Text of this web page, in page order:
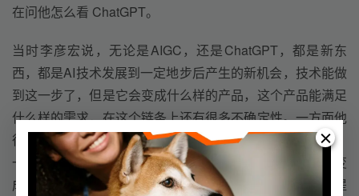
在问他怎么看 ChatGPT。
当时李彦宏说，无论是AIGC，还是ChatGPT，都是新东
西，都是AI技术发展到一定地步后产生的新机会，技术能做
到这一步了，但是它会变成什么样的产品，这个产品能满足
什么样的需求，在这个链条上还有很多不确定性。一方面他
很兴奋，另一方面，他也觉得责任挺大，“作为一个公司、
一个商业机构，我们有这么酷的技术，那我们能不能把它变
成人人需要的产品，这一步其实才是最难的。”同时他也提